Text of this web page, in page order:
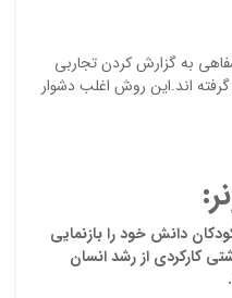
به گزارش کردن تجاربی
اند.این روش اغلب دشوار
دانش خود را بازنمایی
کارکردی از رشد انسان